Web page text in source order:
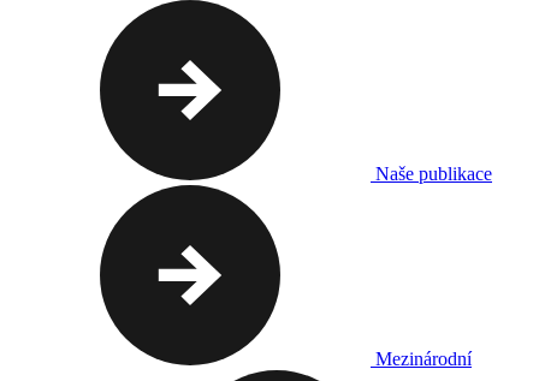
Naše publikace
Mezinárodní